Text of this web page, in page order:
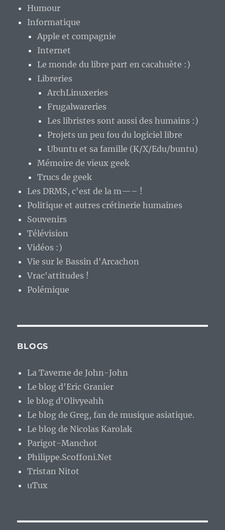
Humour
Informatique
Apple et compagnie
Internet
Le monde du libre part en cacahuète :)
Libreries
ArchLinuxeries
Frugalwareries
Les libristes sont aussi des humains :)
Projets un peu fou du logiciel libre
Ubuntu et sa famille (K/X/Edu/buntu)
Mémoire de vieux geek
Trucs de geek
Les DRMS, c'est de la m—– !
Politique et autres crétinerie humaines
Souvenirs
Télévision
Vidéos :)
Vie sur le Bassin d'Arcachon
Vrac'attitudes !
Polémique
BLOGS
La Taverne de John-John
Le blog d'Eric Granier
le blog d'Olivyeahh
Le blog de Greg, fan de musique asiatique.
Le blog de Nicolas Karolak
Parigot-Manchot
Philippe.Scoffoni.Net
Tristan Nitot
uTux